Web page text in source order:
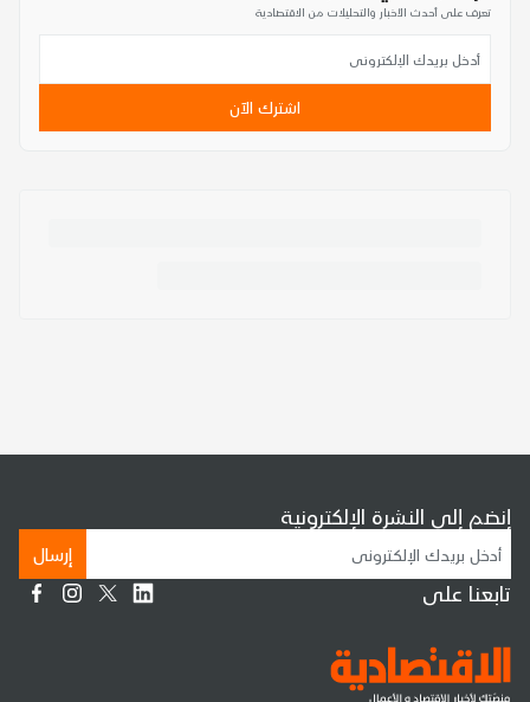
تعرف على أحدث الأخبار والتحليلات من الاقتصادية
اشترك الآن
إنضم إلى النشرة الإلكترونية
إرسال
تابعنا على